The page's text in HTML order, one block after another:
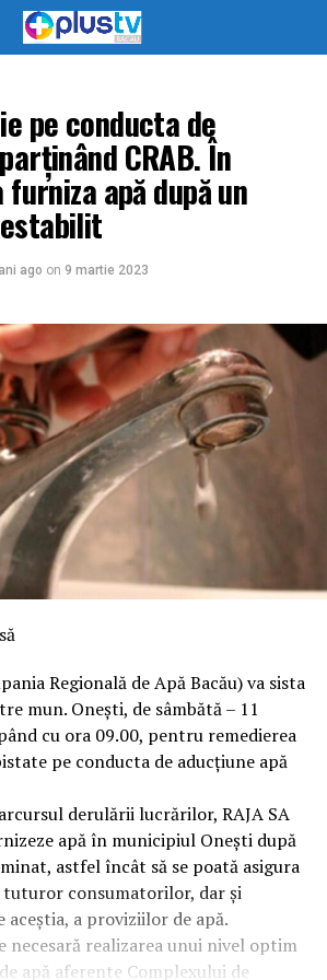
pe conducta de
CRAB. În
furniza apă după un
ago on 9 martie 2023
Regională de Apă Bacău) va sista
mun. Onești, de sâmbătă – 11
cu ora 09.00, pentru remedierea
pe conducta de aducțiune apă
derulării lucrărilor, RAJA SA
apă în municipiul Onești după
astfel încât să se poată asigura
tuturor consumatorilor, dar și
aceștia, a proviziilor de apă.
necesară realizarea unui nivel optim
apă aferente Complexului de